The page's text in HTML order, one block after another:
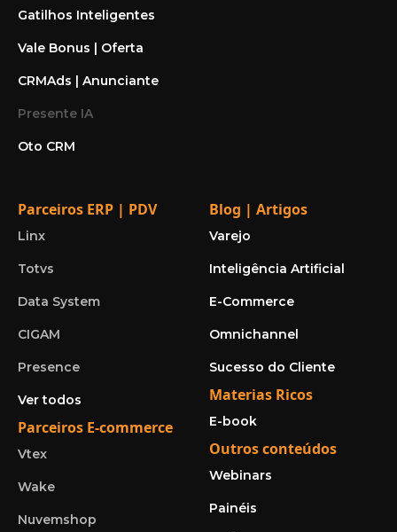
Gatilhos Inteligentes
Vale Bonus | Oferta
CRMAds | Anunciante
Presente IA
Oto CRM
Parceiros ERP | PDV
Linx
Totvs
Data System
CIGAM
Presence
Ver todos
Parceiros E-commerce
Vtex
Wake
Nuvemshop
Blog | Artigos
Varejo
Inteligência Artificial
E-Commerce
Omnichannel
Sucesso do Cliente
Materias Ricos
E-book
Outros conteúdos
Webinars
Painéis